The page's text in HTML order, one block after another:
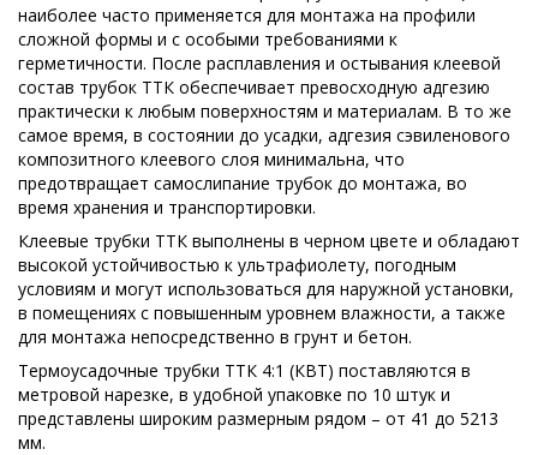
наиболее часто применяется для монтажа на профили
сложной формы и с особыми требованиями к
герметичности. После расплавления и остывания клеевой
состав трубок ТТК обеспечивает превосходную адгезию
практически к любым поверхностям и материалам. В то же
самое время, в состоянии до усадки, адгезия сэвиленового
композитного клеевого слоя минимальна, что
предотвращает самослипание трубок до монтажа, во
время хранения и транспортировки.
Клеевые трубки ТТК выполнены в черном цвете и обладают
высокой устойчивостью к ультрафиолету, погодным
условиям и могут использоваться для наружной установки,
в помещениях с повышенным уровнем влажности, а также
для монтажа непосредственно в грунт и бетон.
Термоусадочные трубки ТТК 4:1 (КВТ) поставляются в
метровой нарезке, в удобной упаковке по 10 штук и
представлены широким размерным рядом – от 41 до 5213
мм.